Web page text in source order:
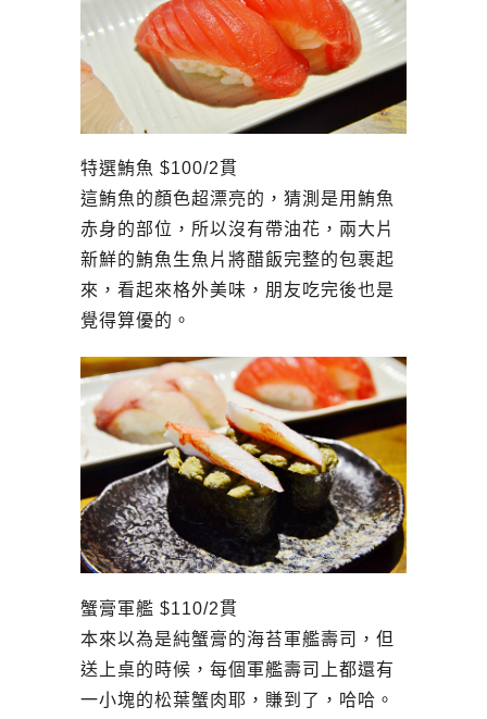
特選鮪魚 $100/2貫
這鮪魚的顏色超漂亮的，猜測是用鮪魚
赤身的部位，所以沒有帶油花，兩大片
新鮮的鮪魚生魚片將醋飯完整的包裹起
來，看起來格外美味，朋友吃完後也是
覺得算優的。
蟹膏軍艦 $110/2貫
本來以為是純蟹膏的海苔軍艦壽司，但
送上桌的時候，每個軍艦壽司上都還有
一小塊的松葉蟹肉耶，賺到了，哈哈。